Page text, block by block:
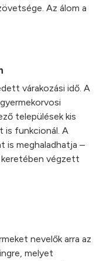
Az álom a
várakozási idő. A
települések kis
is funkcionál. A
is meghaladhatja –
keretében végzett
nevelők arra az
melyet